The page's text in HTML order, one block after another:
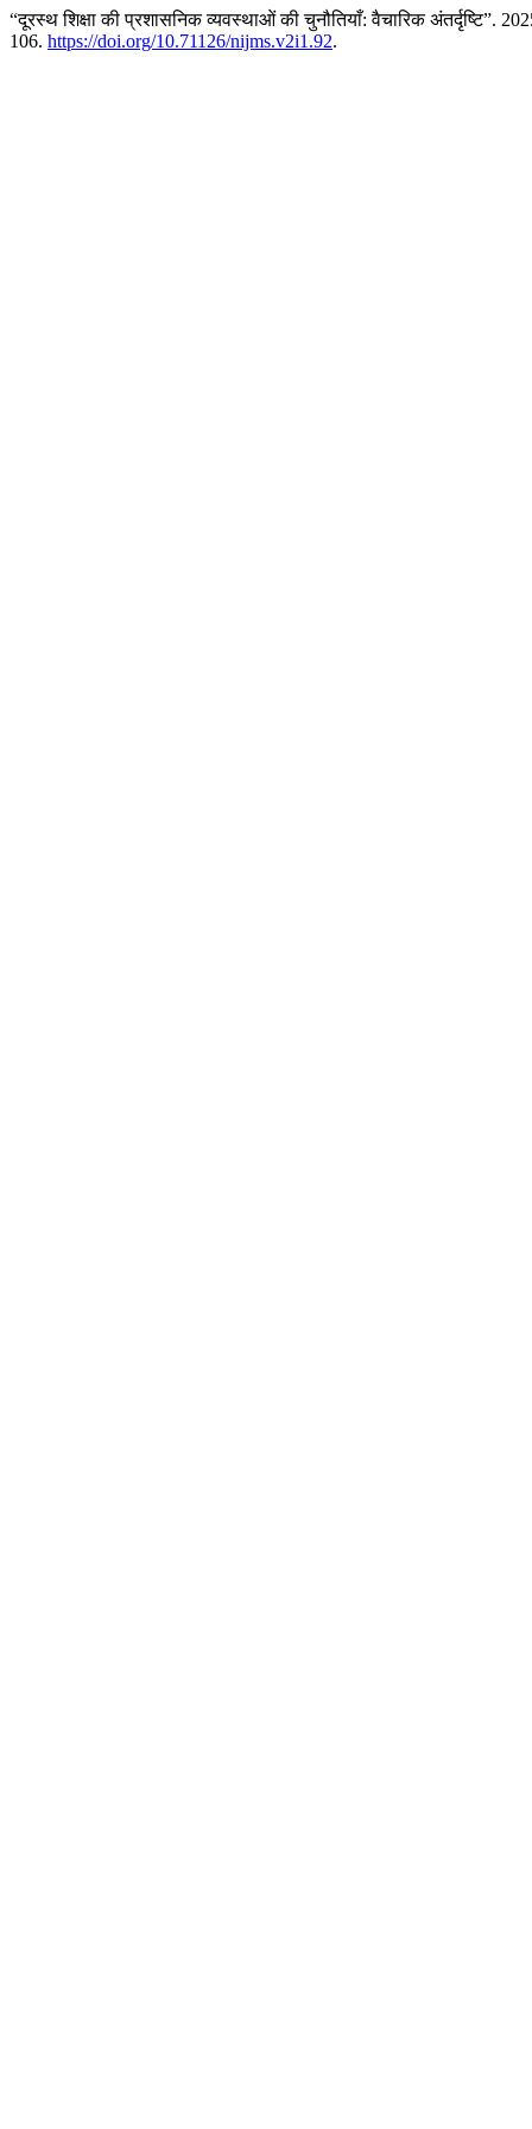
“दूरस्थ शिक्षा की प्रशासनिक व्यवस्थाओं की चुनौतियाँ: वैचारिक अंतर्दृष्टि”.
106. https://doi.org/10.71126/nijms.v2i1.92.